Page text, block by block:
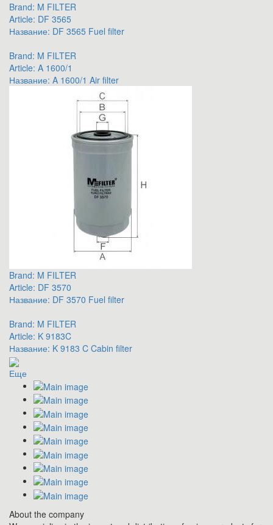
Brand: M FILTER
Article: DF 3565
Название: DF 3565 Fuel filter
Brand: M FILTER
Article: A 1600/1
Название: A 1600/1 Air filter
Brand: M FILTER
Article: DF 3570
Название: DF 3570 Fuel filter
Brand: M FILTER
Article: K 9183C
Название: K 9183 C Cabin filter
Еще
About the company